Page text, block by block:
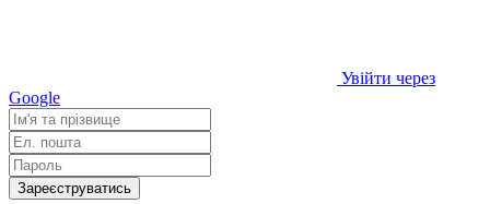
Увійти через
Google
Зареєструватись